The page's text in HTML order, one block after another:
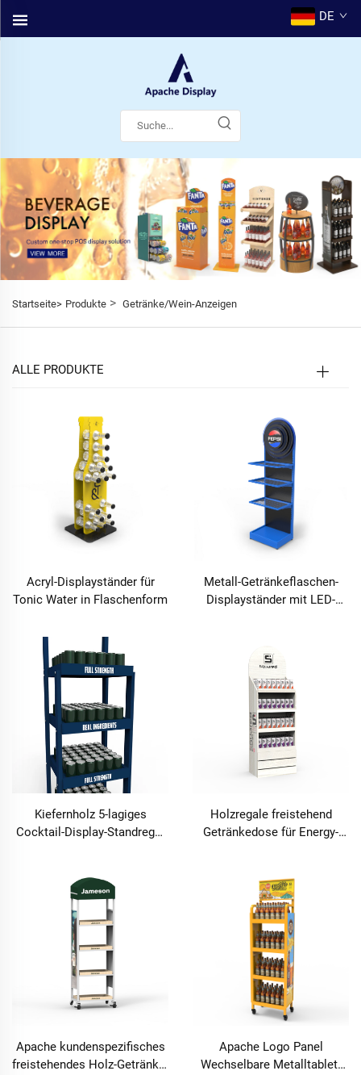
DE
Startseite> Produkte > Getränke/Wein-Anzeigen
ALLE PRODUKTE
Acryl-Displayständer für
Tonic Water in Flaschenform
Metall-Getränkeflaschen-
Displayständer mit LED-
Kiefernholz 5-lagiges
Cocktail-Display-Standregal
Holzregale freistehend
Getränkedose für Energy-
und Präsentation
Apache kundenspezifisches
freistehendes Holz-Getränke-
Apache Logo Panel
Wechselbare Metalltablett